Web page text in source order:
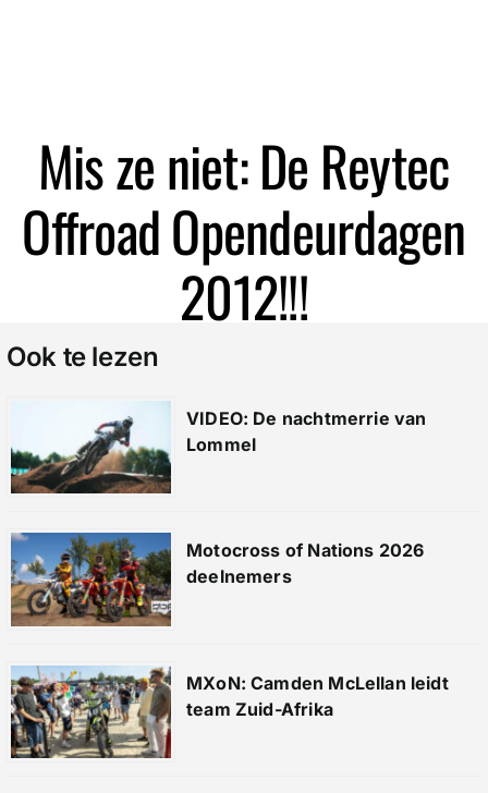
Mis ze niet: De Reytec
Offroad Opendeurdagen
2012!!!
Ook te lezen
VIDEO: De nachtmerrie van
Lommel
Motocross of Nations 2026
deelnemers
MXoN: Camden McLellan leidt
team Zuid-Afrika